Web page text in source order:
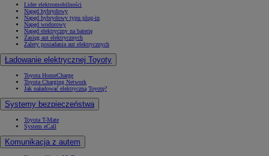
Lider elektromobilności
Napęd hybrydowy
Napęd hybrydowy typu plug-in
Napęd wodorowy
Napęd elektryczny na baterię
Zasięg aut elektrycznych
Zalety posiadania aut elektrycznych
Ładowanie elektrycznej Toyoty
Toyota HomeCharge
Toyota Charging Network
Jak naładować elektryczną Toyotę?
Systemy bezpieczeństwa
Toyota T-Mate
System eCall
Komunikacja z autem